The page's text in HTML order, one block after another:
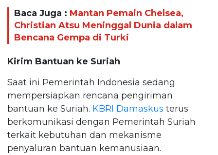
Baca Juga : Mantan Pemain Chelsea,
Christian Atsu Meninggal Dunia dalam
Bencana Gempa di Turki
Kirim Bantuan ke Suriah
Saat ini Pemerintah Indonesia sedang
mempersiapkan rencana pengiriman
bantuan ke Suriah. KBRI Damaskus terus
berkomunikasi dengan Pemerintah Suriah
terkait kebutuhan dan mekanisme
penyaluran bantuan kemanusiaan.